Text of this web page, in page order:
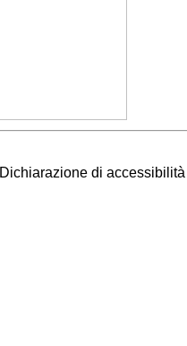
Dichiarazione di